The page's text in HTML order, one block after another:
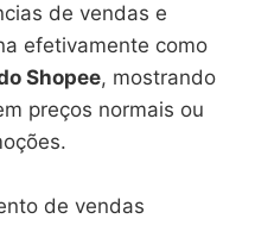
de vendas e
efetivamente como
Shopee, mostrando
preços normais ou
de vendas